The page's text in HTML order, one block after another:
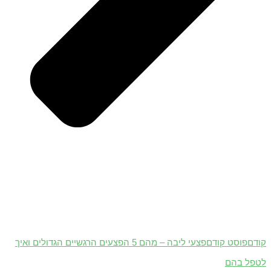
קודםפוסט קודם
פצעי ליבה – מהם 5 הפצעים הרגשיים הגדולים ואיך
לטפל בהם